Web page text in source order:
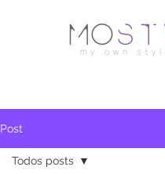
Post
Todos posts